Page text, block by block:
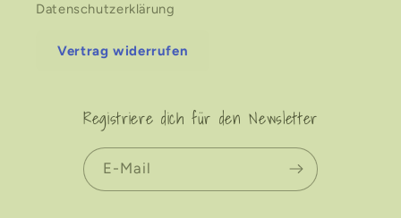
Datenschutzerklärung
Vertrag widerrufen
Registriere dich für den Newsletter
E-Mail